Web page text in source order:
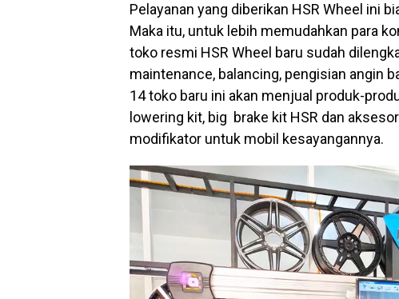
Pelayanan yang diberikan HSR Wheel ini
Maka itu, untuk lebih memudahkan para
toko resmi HSR Wheel baru sudah
maintenance, balancing, pengisian angin
14 toko baru ini akan menjual produk-
lowering kit, big brake kit HSR dan
modifikator untuk mobil kesayangannya.